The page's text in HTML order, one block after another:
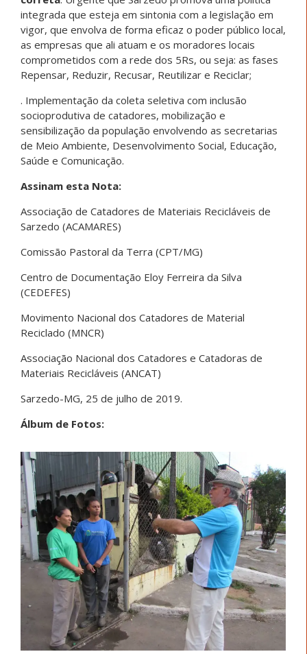
integrada que esteja em sintonia com a legislação em
vigor, que envolva de forma eficaz o poder público local,
as empresas que ali atuam e os moradores locais
comprometidos com a rede dos 5Rs, ou seja: as fases
Repensar, Reduzir, Recusar, Reutilizar e Reciclar;
. Implementação da coleta seletiva com inclusão
socioprodutiva de catadores, mobilização e
sensibilização da população envolvendo as secretarias
de Meio Ambiente, Desenvolvimento Social, Educação,
Saúde e Comunicação.
Assinam esta Nota:
Associação de Catadores de Materiais Recicláveis de
Sarzedo (ACAMARES)
Comissão Pastoral da Terra (CPT/MG)
Centro de Documentação Eloy Ferreira da Silva
(CEDEFES)
Movimento Nacional dos Catadores de Material
Reciclado (MNCR)
Associação Nacional dos Catadores e Catadoras de
Materiais Recicláveis (ANCAT)
Sarzedo-MG, 25 de julho de 2019.
Álbum de Fotos: